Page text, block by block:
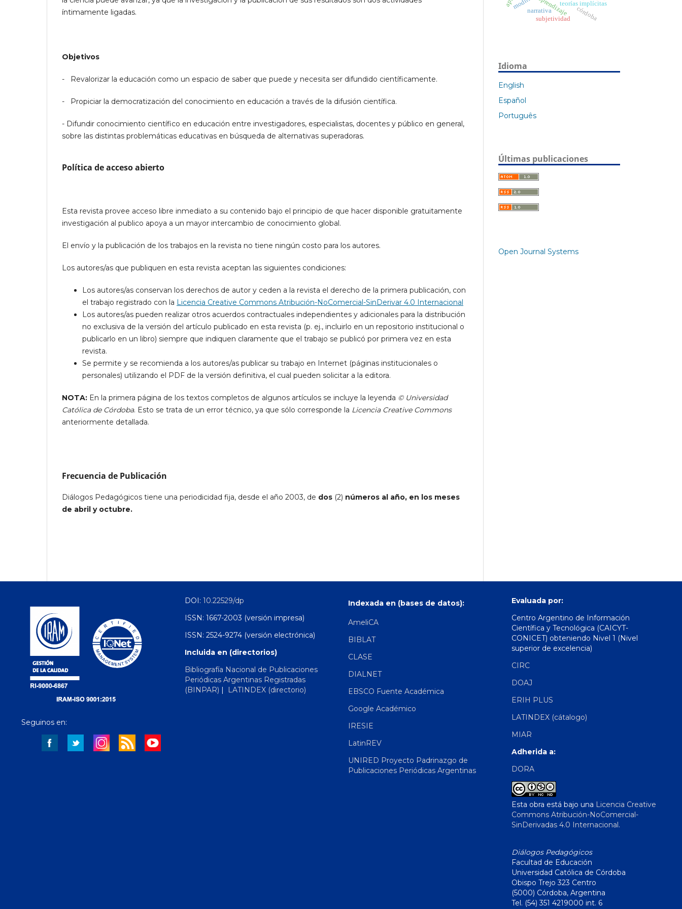
íntimamente ligadas.
Objetivos
- Revalorizar la educación como un espacio de saber que puede y necesita ser difundido científicamente.
- Propiciar la democratización del conocimiento en educación a través de la difusión científica.
- Difundir conocimiento científico en educación entre investigadores, especialistas, docentes y público en general,
sobre las distintas problemáticas educativas en búsqueda de alternativas superadoras.
Política de acceso abierto
Esta revista provee acceso libre inmediato a su contenido bajo el principio de que hacer disponible gratuitamente
investigación al publico apoya a un mayor intercambio de conocimiento global.
El envío y la publicación de los trabajos en la revista no tiene ningún costo para los autores.
Los autores/as que publiquen en esta revista aceptan las siguientes condiciones:
Los autores/as conservan los derechos de autor y ceden a la revista el derecho de la primera publicación, con
el trabajo registrado con la Licencia Creative Commons Atribución-NoComercial-SinDerivar 4.0 Internacional
Los autores/as pueden realizar otros acuerdos contractuales independientes y adicionales para la distribución
no exclusiva de la versión del artículo publicado en esta revista (p. ej., incluirlo en un repositorio institucional o
publicarlo en un libro) siempre que indiquen claramente que el trabajo se publicó por primera vez en esta
revista.
Se permite y se recomienda a los autores/as publicar su trabajo en Internet (páginas institucionales o
personales) utilizando el PDF de la versión definitiva, el cual pueden solicitar a la editora.
NOTA: En la primera página de los textos completos de algunos artículos se incluye la leyenda © Universidad
Católica de Córdoba. Esto se trata de un error técnico, ya que sólo corresponde la Licencia Creative Commons
anteriormente detallada.
Frecuencia de Publicación
Diálogos Pedagógicos tiene una periodicidad fija, desde el año 2003, de dos (2) números al año, en los meses
de abril y octubre.
teorías implícitas
aprendizaje
subjetividad
narrativa córdoba
Idioma
English
Español
Português
Últimas publicaciones
Open Journal Systems
Seguinos en:
DOI: 10.22529/dp
ISSN: 1667-2003 (versión impresa)
ISSN: 2524-9274 (versión electrónica)
Incluida en (directorios)
Bibliografía Nacional de Publicaciones
Periódicas Argentinas Registradas
(BINPAR) | LATINDEX (directorio)
Indexada en (bases de datos):
AmeliCA
BIBLAT
CLASE
DIALNET
EBSCO Fuente Académica
Google Académico
IRESIE
LatinREV
UNIRED Proyecto Padrinazgo de
Publicaciones Periódicas Argentinas
Evaluada por:
Centro Argentino de Información
Científica y Tecnológica (CAICYT-
CONICET) obteniendo Nivel 1 (Nivel
superior de excelencia)
CIRC
DOAJ
ERIH PLUS
LATINDEX (cátalogo)
MIAR
Adherida a:
DORA
Esta obra está bajo una Licencia Creative
Commons Atribución-NoComercial-
SinDerivadas 4.0 Internacional.
Diálogos Pedagógicos
Facultad de Educación
Universidad Católica de Córdoba
Obispo Trejo 323 Centro
(5000) Córdoba, Argentina
Tel. (54) 351 4219000 int. 6